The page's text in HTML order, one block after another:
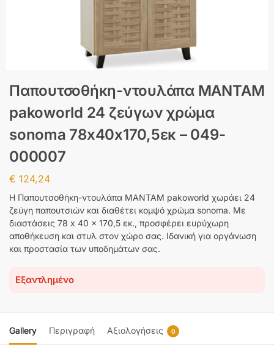
Παπουτσοθήκη-ντουλάπα MANTAM
pakoworld 24 ζεύγων χρώμα
sonoma 78x40x170,5εκ – 049-
000007
€ 124,24
Η Παπουτσοθήκη-ντουλάπα MANTAM pakoworld χωράει 24
ζεύγη παπουτσιών και διαθέτει κομψό χρώμα sonoma. Με
διαστάσεις 78 x 40 x 170,5 εκ., προσφέρει ευρύχωρη
αποθήκευση και στυλ στον χώρο σας. Ιδανική για οργάνωση
και προστασία των υποδημάτων σας.
Εξαντλημένο
Gallery Περιγραφή Αξιολογήσεις 0